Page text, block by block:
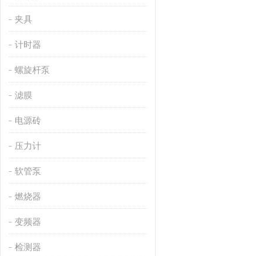
夹具
计时器
螺旋杆泵
滤膜
电源砖
压力计
软管泵
燃烧器
变频器
检测器